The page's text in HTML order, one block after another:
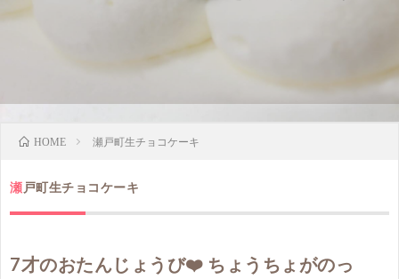
HOME 瀬戸町生チョコケーキ
瀬戸町生チョコケーキ
7才のおたんじょうび❤️ ちょうちょがのっ